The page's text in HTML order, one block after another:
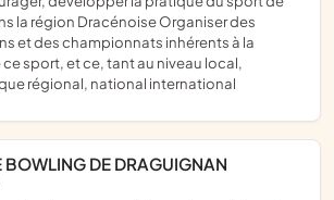
la région Dracénoise Organiser des
et des championnats inhérents à la
sport, et ce, tant au niveau local,
régional, national international
BOWLING DE DRAGUIGNAN